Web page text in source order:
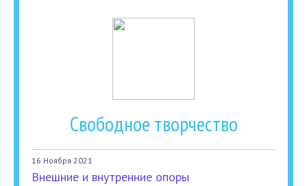
Свободное творчество
16 Ноября 2021
Внешние и внутренние опоры